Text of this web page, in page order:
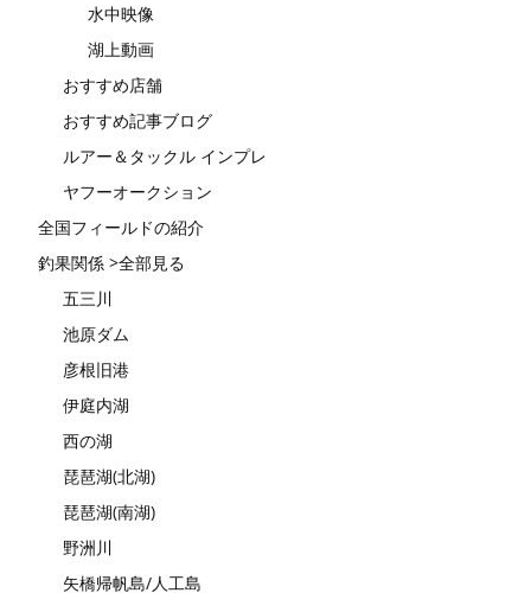
水中映像
湖上動画
おすすめ店舗
おすすめ記事ブログ
ルアー＆タックル インプレ
ヤフーオークション
全国フィールドの紹介
釣果関係 >全部見る
五三川
池原ダム
彦根旧港
伊庭内湖
西の湖
琵琶湖(北湖)
琵琶湖(南湖)
野洲川
矢橋帰帆島/人工島